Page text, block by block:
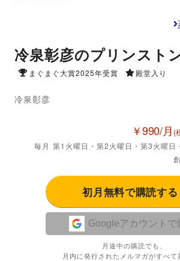
冷泉彰彦のプリンスト
まぐまぐ大賞2025年受賞 殿堂入り
冷泉彰彦
￥990/月 (
毎月 第1火曜日・第2火曜日・第3火曜日
初月無料で購読する
Googleアカウントで
月途中の購読でも、
月内に発行されたメルマガがすべて